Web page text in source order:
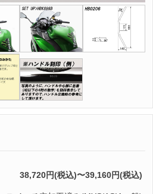
38,720円(税込)〜39,160円(税込)